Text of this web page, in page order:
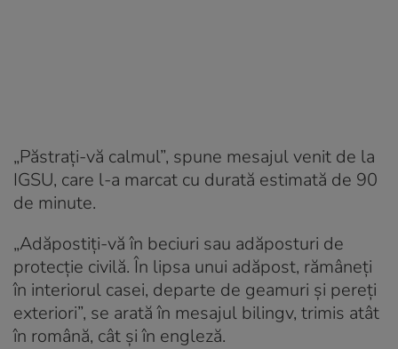
„Păstrați-vă calmul”, spune mesajul venit de la
IGSU, care l-a marcat cu durată estimată de 90
de minute.
„Adăpostiți-vă în beciuri sau adăposturi de
protecție civilă. În lipsa unui adăpost, rămâneți
în interiorul casei, departe de geamuri și pereți
exteriori”, se arată în mesajul bilingv, trimis atât
în română, cât și în engleză.